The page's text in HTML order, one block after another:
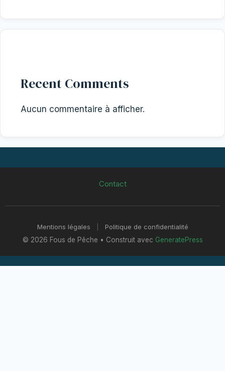
Recent Comments
Aucun commentaire à afficher.
Contact
Mentions légales
Politique de confidentialité
© 2026 Fous de Pêche • Construit avec GeneratePress